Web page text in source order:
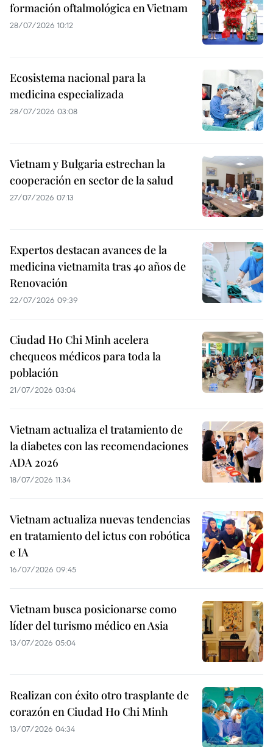
formación oftalmológica en Vietnam
28/07/2026 10:12
Ecosistema nacional para la
medicina especializada
28/07/2026 03:08
Vietnam y Bulgaria estrechan la
cooperación en sector de la salud
27/07/2026 07:13
Expertos destacan avances de la
medicina vietnamita tras 40 años de
Renovación
22/07/2026 09:39
Ciudad Ho Chi Minh acelera
chequeos médicos para toda la
población
21/07/2026 03:04
Vietnam actualiza el tratamiento de
la diabetes con las recomendaciones
ADA 2026
18/07/2026 11:34
Vietnam actualiza nuevas tendencias
en tratamiento del ictus con robótica
e IA
16/07/2026 09:45
Vietnam busca posicionarse como
líder del turismo médico en Asia
13/07/2026 05:04
Realizan con éxito otro trasplante de
corazón en Ciudad Ho Chi Minh
13/07/2026 04:34